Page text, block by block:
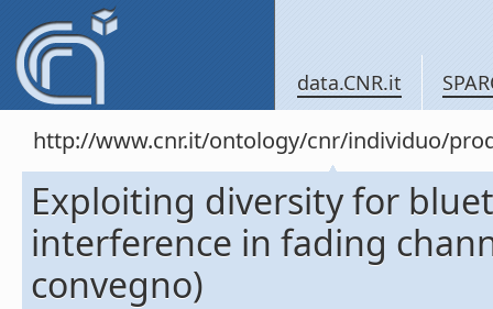
data.CNR.it
http://www.cnr.it/ontology/cnr/individuo/
Exploiting diversity for
interference in fading
convegno)